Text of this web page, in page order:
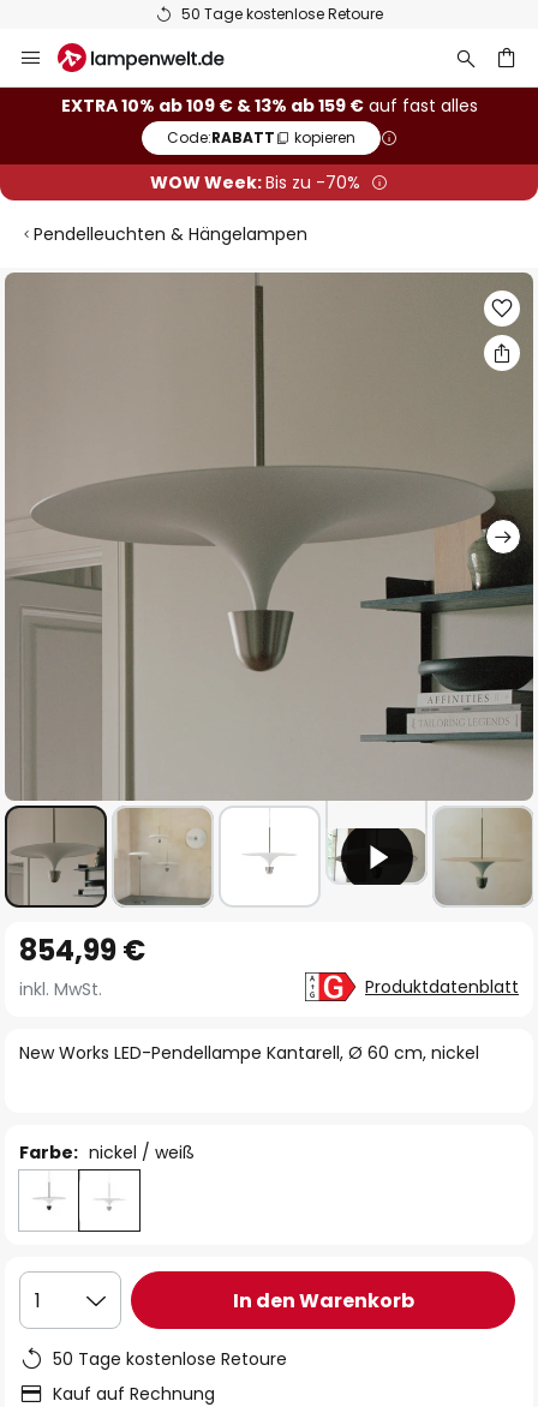
50 Tage kostenlose Retoure
Inhalt
springen
EXTRA 10% ab 109 € & 13% ab 159 €auf fast alles
Code:RABATT kopieren
WOW Week:Bis zu -70%
Pendelleuchten & Hängelampen
Zum
Anfang
der
springen
New Works LED-Pendellampe Kantarell, Ø 60 cm, nickel
854,99 €
inkl. MwSt. Produktdatenblatt
Farbe: nickel / weiß
1 In den Warenkorb
50 Tage kostenlose Retoure
Kauf auf Rechnung